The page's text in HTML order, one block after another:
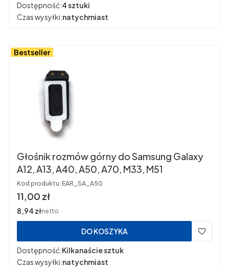
Dostępność:4 sztuki
Czas wysyłki:natychmiast
Bestseller
Głośnik rozmów górny do Samsung Galaxy
A12, A13, A40, A50, A70, M33, M51
Kod produktu: EAR_SA_A50
Cena
11,00 zł
Cena
8,94 złnetto
DO KOSZYKA
Dostępność:Kilkanaście sztuk
Czas wysyłki:natychmiast